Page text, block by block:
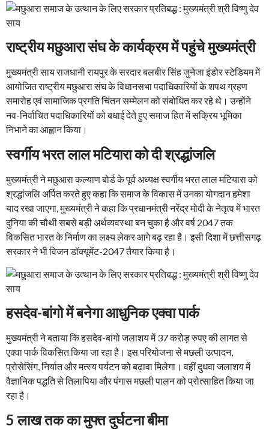
राष्ट्रीय मछुआरा संघ के कार्यक्रम में पहुंचे मुख्यमंत्री
मुख्यमंत्री साय राजधानी रायपुर के सरदार बलबीर सिंह जुनेजा इंडोर स्टेडियम में
आयोजित राष्ट्रीय मछुआरा संघ के विधानसभा पदाधिकारियों के शपथ ग्रहण
समारोह एवं सामाजिक प्रगति चिंतन सम्मेलन को संबोधित कर रहे थे। उन्होंने
नव-निर्वाचित पदाधिकारियों को बधाई देते हुए समाज हित में सक्रिय भूमिका
निभाने का आह्वान किया।
स्वर्गीय भरत लाल मटियारा को दी श्रद्धांजलि
मुख्यमंत्री ने मछुआरा कल्याण बोर्ड के पूर्व अध्यक्ष स्वर्गीय भरत लाल मटियारा को
श्रद्धांजलि अर्पित करते हुए कहा कि समाज के विकास में उनका योगदान हमेशा
याद रखा जाएगा, मुख्यमंत्री ने कहा कि प्रधानमंत्री नरेंद्र मोदी के नेतृत्व में भारत
दुनिया की चौथी सबसे बड़ी अर्थव्यवस्था बन चुका है और वर्ष 2047 तक
विकसित भारत के निर्माण का लक्ष्य लेकर आगे बढ़ रहा है। इसी दिशा में छत्तीसगढ़
सरकार ने भी विजन डॉक्यूमेंट-2047 तैयार किया है।
हसदेव-बांगो में बनेगा आधुनिक एक्वा पार्क
मुख्यमंत्री ने बताया कि हसदेव-बांगो जलाशय में 37 करोड़ रुपए की लागत से
एक्वा पार्क विकसित किया जा रहा है। इस परियोजना से मछली उत्पादन,
प्रोसेसिंग, निर्यात और मत्स्य पर्यटन को बढ़ावा मिलेगा। वहीं दुधवा जलाशय में
वैज्ञानिक पद्धति से तिलापिया और पंगास मछली पालन को प्रोत्साहित किया जा
रहा है।
5 लाख तक का मुफ्त दुर्घटना बीमा